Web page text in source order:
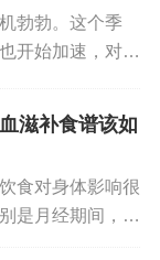
，容易使脾上
玉米、黑米等
、爆米花、奶
勃勃。这个季
开始加速，对营
，我们可以适当
紫玉参薯、大...
滋补食谱该如
对身体影响很
是月经期间，但